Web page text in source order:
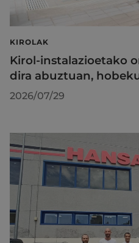
KIROLAK
Kirol-instalazioetako
dira abuztuan,
2026/07/29